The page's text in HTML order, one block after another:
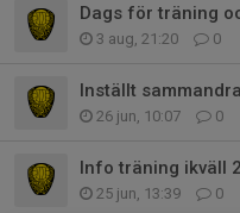
Dags för träning
3 aug, 21:20 0
Inställt
26 jun, 10:07 0
Info träning ikväll
25 jun, 13:39 0